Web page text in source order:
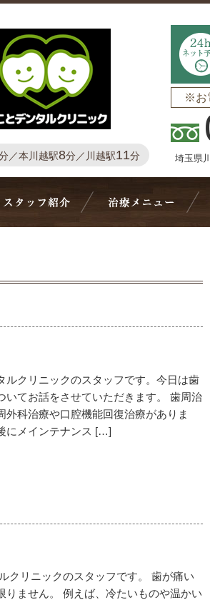
／本川越駅8分／川越駅11分
※お
埼玉県
ない・削らない スタッフ紹介 治
ルクリニックのスタッフです。今日は歯
いてお話をさせていただきます。 歯周治
外科治療や口腔機能回復治療がありま
にメインテナンス […]
クリニックのスタッフです。 歯が痛い
りません。 例えば、冷たいものや温かい